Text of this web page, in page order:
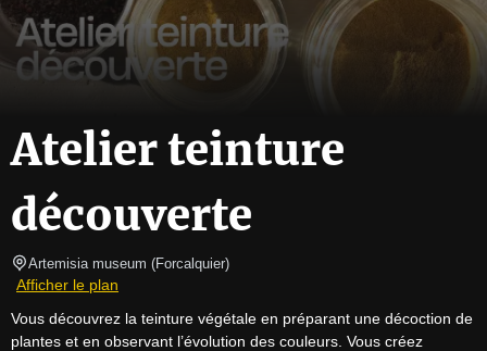
Atelier teinture
découverte
Artemisia museum (Forcalquier)
Afficher le plan
Vous découvrez la teinture végétale en préparant une décoction de
plantes et en observant l’évolution des couleurs. Vous créez